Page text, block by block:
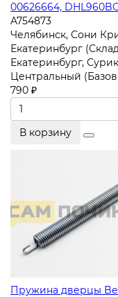
00626664,
A754873
Челябинск, Сони
Екатеринбург
Екатеринбург,
Центральный
790 ₽
В корзину
Пружина дверцы